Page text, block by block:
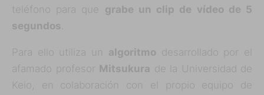
teléfono para que grabe un clip de vídeo de 5
segundos .
Para ello utiliza un algoritmo desarrollado por el
afamado profesor
Mitsukura de la Universidad de
Keio, en colaboración con el propio equipo de